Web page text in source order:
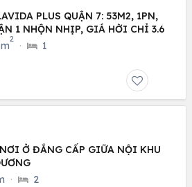
1 NHỘN NHỊP, GIÁ HỜI CHỈ 3.6
2
· 1
Ở ĐẲNG CẤP GIỮA NỘI KHU
· 2